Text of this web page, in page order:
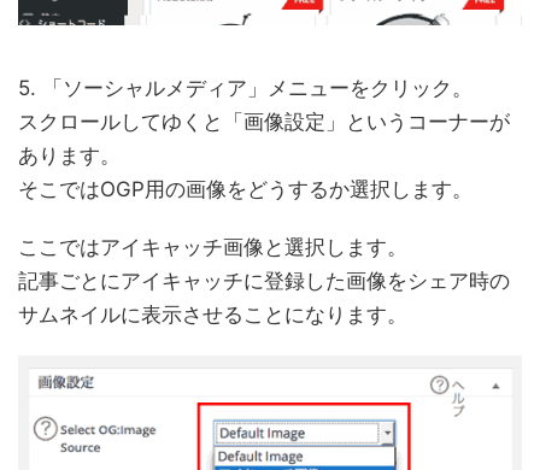
5. 「ソーシャルメディア」メニューをクリック。
スクロールしてゆくと「画像設定」というコーナーが
あります。
そこではOGP用の画像をどうするか選択します。
ここではアイキャッチ画像と選択します。
記事ごとにアイキャッチに登録した画像をシェア時の
サムネイルに表示させることになります。